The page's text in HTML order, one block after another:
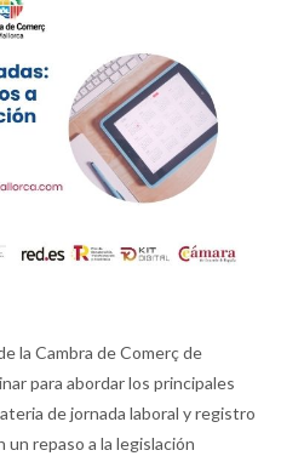
la Cambra de Comerç de
para abordar los principales
de jornada laboral y registro
un repaso a la legislación